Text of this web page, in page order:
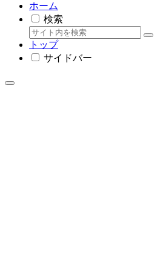
ホーム
検索
トップ
サイドバー